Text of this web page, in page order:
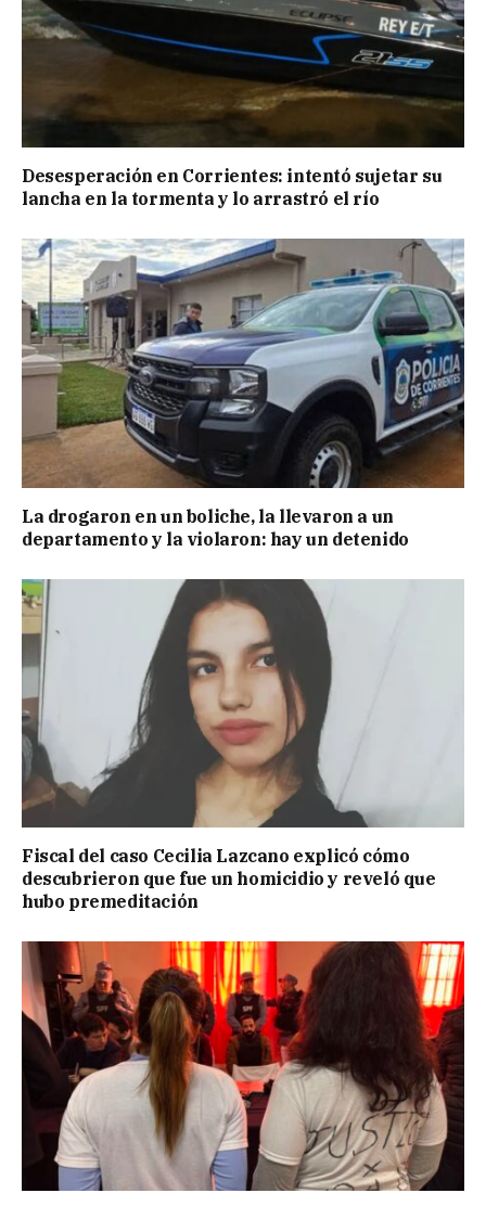
Desesperación en Corrientes: intentó sujetar su
lancha en la tormenta y lo arrastró el río
La drogaron en un boliche, la llevaron a un
departamento y la violaron: hay un detenido
Fiscal del caso Cecilia Lazcano explicó cómo
descubrieron que fue un homicidio y reveló que
hubo premeditación